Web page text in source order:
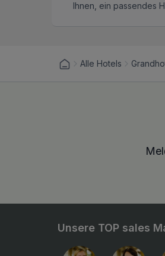
Ihnen, ein passendes
Alle Hotels
Unsere TOP sales